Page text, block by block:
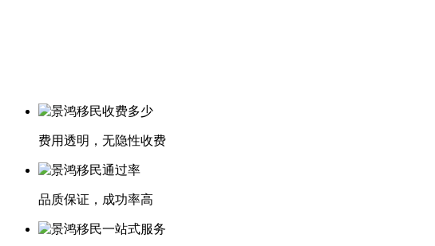
费用透明，无隐性收费
品质保证，成功率高